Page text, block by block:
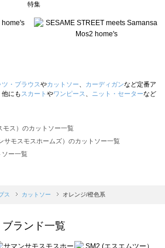
特集
ツ・ブラウスやカットソー カーディガンなど定番ア
他にも スカート やワンピース ニット・セーターなど
モス）のカットソー一覧
サモスモスホームズ）のカットソー一覧
ソー一覧
ツハルバイサマンサモスモス）のカットソー一覧
スモス ブルー）のカットソー一覧
ソー一覧
ー一覧
ス カットソー オレンジ/橙色系
ブランド一覧